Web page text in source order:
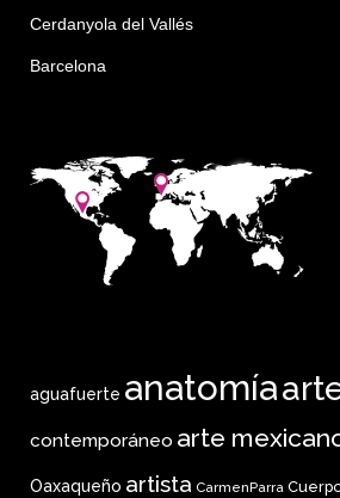
Cerdanyola del Vallés
Barcelona
aguafuerte anatomía
contemporáneo arte
Oaxaqueño artista CarmenParra